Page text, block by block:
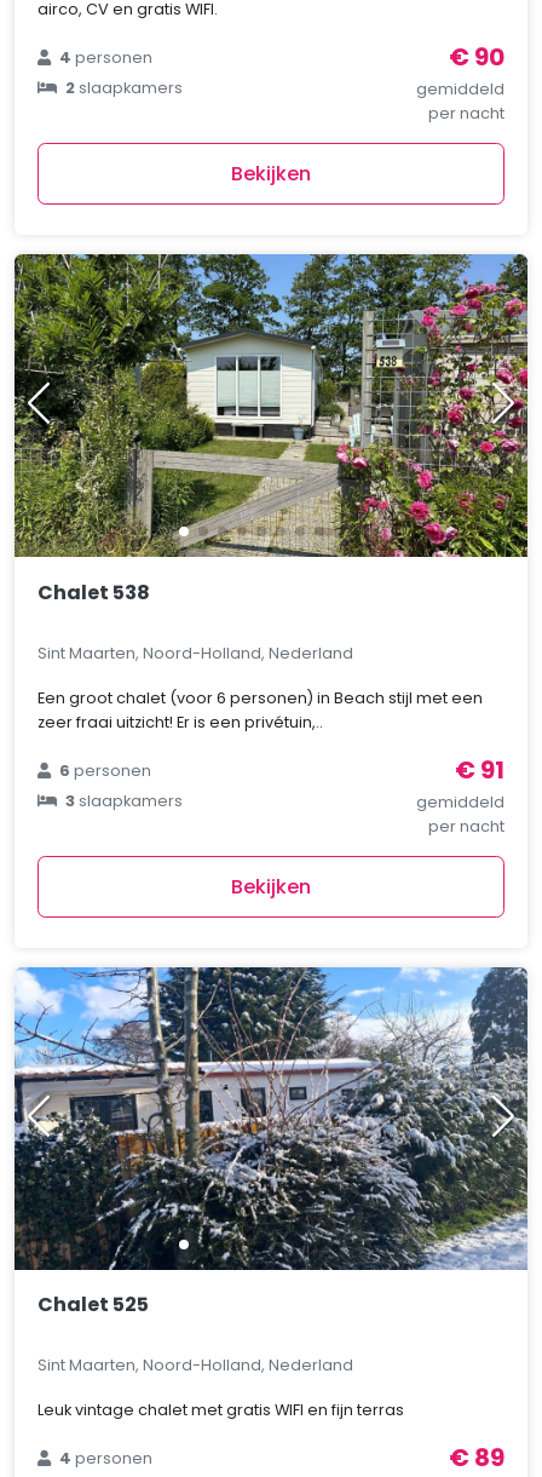
airco, CV en gratis WIFI.
4personen
2slaapkamers
€ 90
gemiddeld
per nacht
Bekijken
Chalet 538
Sint Maarten, Noord-Holland, Nederland
Een groot chalet (voor 6 personen) in Beach stijl met een
zeer fraai uitzicht! Er is een privétuin,..
6personen
3slaapkamers
€ 91
gemiddeld
per nacht
Bekijken
Chalet 525
Sint Maarten, Noord-Holland, Nederland
Leuk vintage chalet met gratis WIFI en fijn terras
4personen
€ 89